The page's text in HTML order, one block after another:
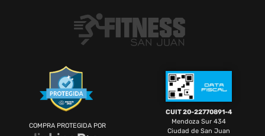
COMPRA PROTEGIDA POR
CUIT 20-22770891-4
Mendoza Sur 434
Ciudad de San Juan